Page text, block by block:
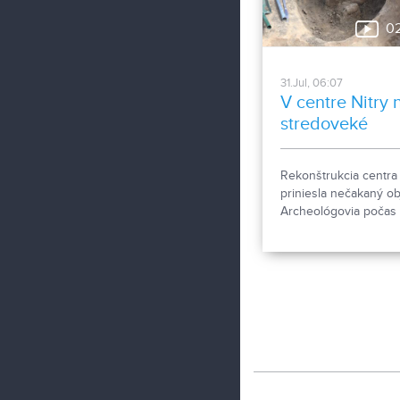
31.Jul, 06:07
V centre Nitry
stredoveké
pohrebisko
Rekonštrukcia
priniesla nečakaný
Archeológovia počas
pozostatkov našli aj